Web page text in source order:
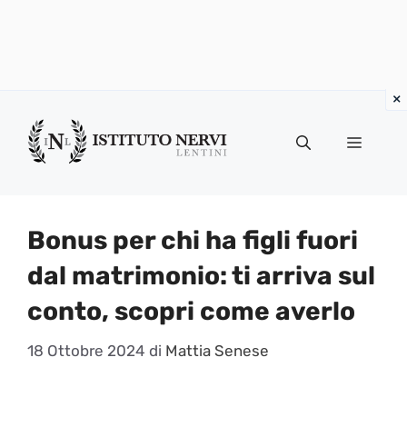
contenuto
Menu
Bonus per chi ha figli fuori
dal matrimonio: ti arriva sul
conto, scopri come averlo
18 Ottobre 2024 di Mattia Senese